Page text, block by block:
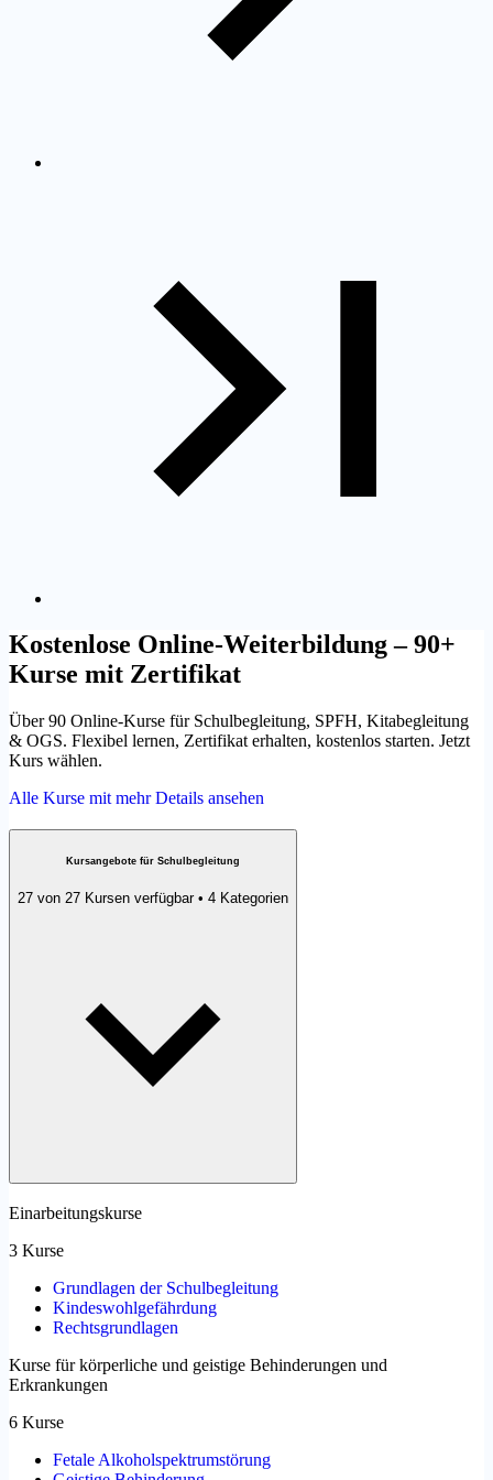
Kostenlose Online-Weiterbildung – 90+
Kurse mit Zertifikat
Über 90 Online-Kurse für Schulbegleitung, SPFH, Kitabegleitung
& OGS. Flexibel lernen, Zertifikat erhalten, kostenlos starten. Jetzt
Kurs wählen.
Alle Kurse mit mehr Details ansehen
Kursangebote für Schulbegleitung
27 von 27 Kursen verfügbar • 4 Kategorien
Einarbeitungskurse
3 Kurse
Grundlagen der Schulbegleitung
Kindeswohlgefährdung
Rechtsgrundlagen
Kurse für körperliche und geistige Behinderungen und
Erkrankungen
6 Kurse
Fetale Alkoholspektrumstörung